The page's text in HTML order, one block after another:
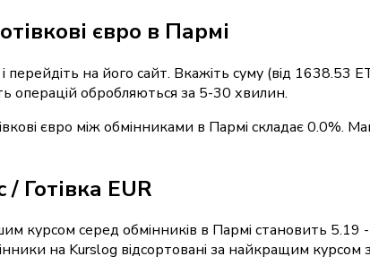
євро в Пармі
перейдіть на його сайт. Вкажіть суму (від 1638.53
операцій обробляються за 5-30 хвилин.
євро між обмінниками в Пармі складає 0.0%.
Готівка EUR
курсом серед обмінників в Пармі становить 5.19
на Kurslog відсортовані за найкращим курсом з